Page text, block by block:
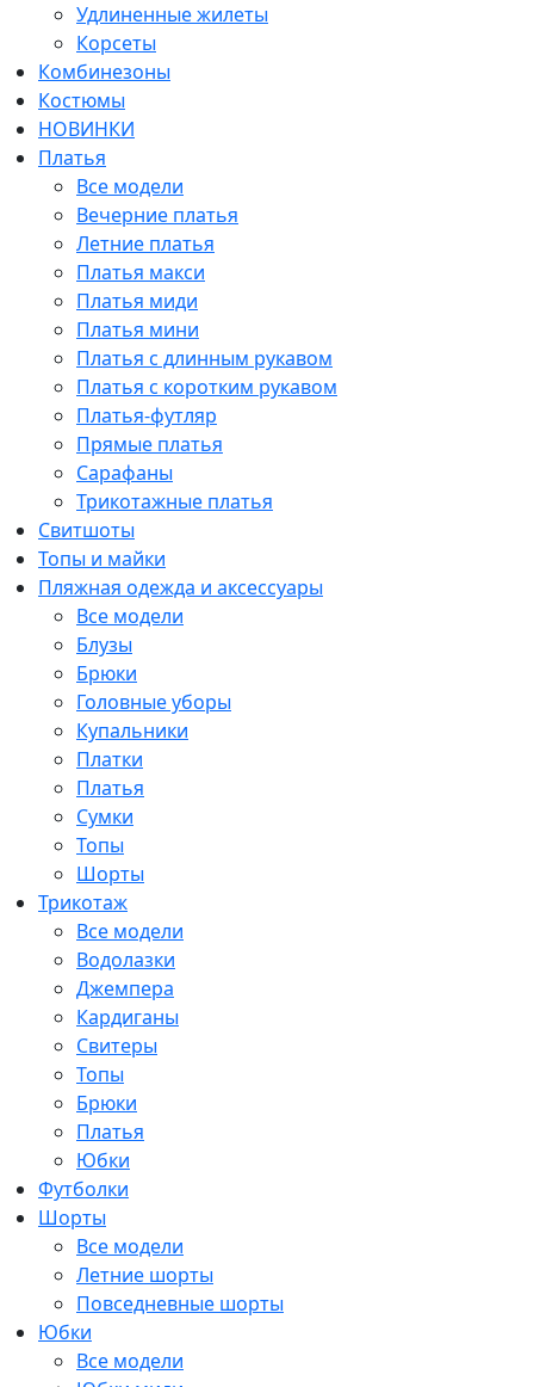
Удлиненные жилеты
Корсеты
Комбинезоны
Костюмы
НОВИНКИ
Платья
Все модели
Вечерние платья
Летние платья
Платья макси
Платья миди
Платья мини
Платья с длинным рукавом
Платья с коротким рукавом
Платья-футляр
Прямые платья
Сарафаны
Трикотажные платья
Свитшоты
Топы и майки
Пляжная одежда и аксессуары
Все модели
Блузы
Брюки
Головные уборы
Купальники
Платки
Платья
Сумки
Топы
Шорты
Трикотаж
Все модели
Водолазки
Джемпера
Кардиганы
Свитеры
Топы
Брюки
Платья
Юбки
Футболки
Шорты
Все модели
Летние шорты
Повседневные шорты
Юбки
Все модели